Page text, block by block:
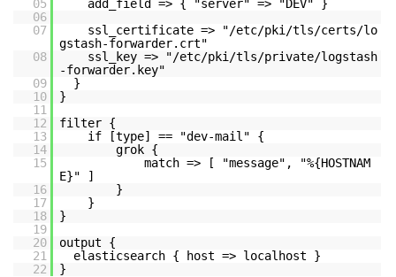
05
add_field => { "server" => "DEV" }
06
07
ssl_certificate => "/etc/pki/tls/certs/lo
gstash-forwarder.crt"
08
ssl_key => "/etc/pki/tls/private/logstash
-forwarder.key"
09
}
10
}
11
12
filter {
13
if [type] == "dev-mail" {
14
grok {
15
match => [ "message", "%{HOSTNAM
E}" ]
16
}
17
}
18
}
19
20
output {
21
elasticsearch { host => localhost }
22
}